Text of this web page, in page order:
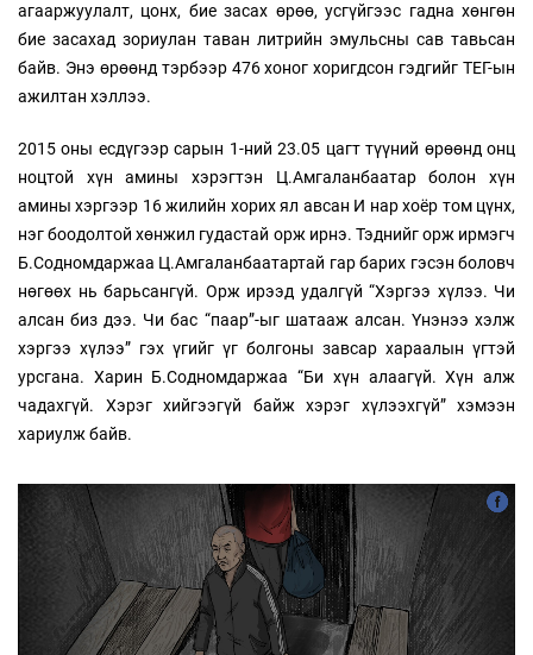
агааржуулалт, цонх, бие засах өрөө, усгүйгээс гадна хөнгөн
бие засахад зориулан таван литрийн эмульсны сав тавьсан
байв. Энэ өрөөнд тэрбээр 476 хоног хоригдсон гэдгийг ТЕГ-ын
ажилтан хэллээ.
2015 оны есдүгээр сарын 1-ний 23.05 цагт түүний өрөөнд онц
ноцтой хүн амины хэрэгтэн Ц.Амгаланбаатар болон хүн
амины хэргээр 16 жилийн хорих ял авсан И нар хоёр том цүнх,
нэг боодолтой хөнжил гудастай орж ирнэ. Тэднийг орж ирмэгч
Б.Содномдаржаа Ц.Амгаланбаатартай гар барих гэсэн боловч
нөгөөх нь барьсангүй. Орж ирээд удалгүй “Хэргээ хүлээ. Чи
алсан биз дээ. Чи бас “паар”-ыг шатааж алсан. Үнэнээ хэлж
хэргээ хүлээ” гэх үгийг үг болгоны завсар хараалын үгтэй
урсгана. Харин Б.Содномдаржаа “Би хүн алаагүй. Хүн алж
чадахгүй. Хэрэг хийгээгүй байж хэрэг хүлээхгүй” хэмээн
хариулж байв.